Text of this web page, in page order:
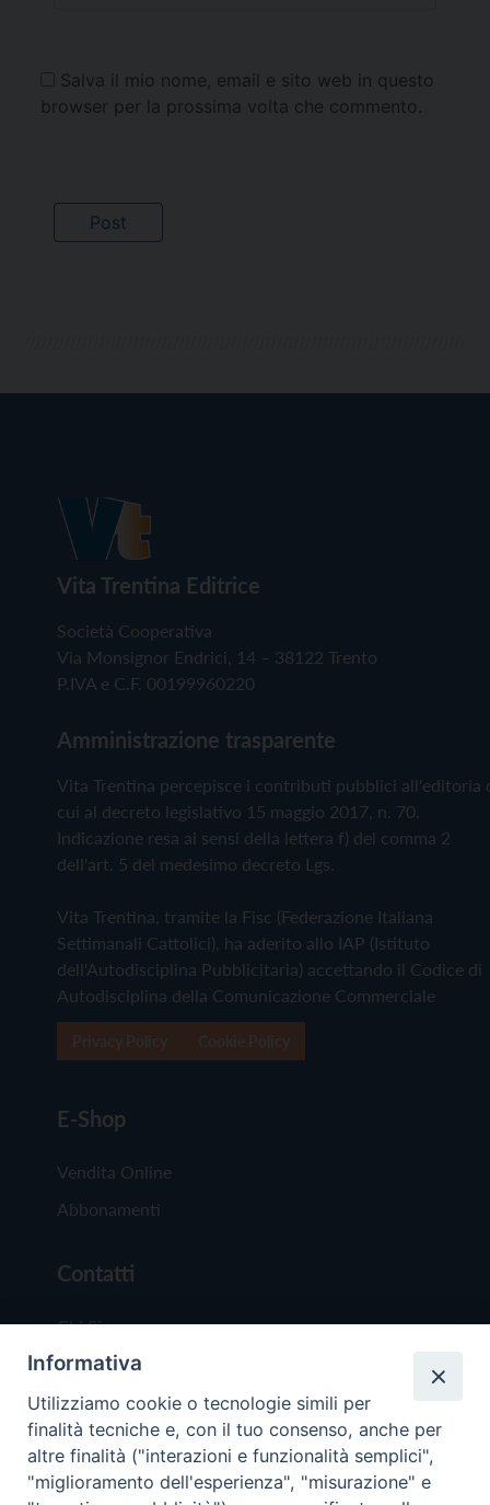
Salva il mio nome, email e sito web in questo
browser per la prossima volta che commento.
Vita Trentina Editrice
Società Cooperativa
Via Monsignor Endrici, 14 – 38122 Trento
P.IVA e C.F. 00199960220
Amministrazione trasparente
Vita Trentina percepisce i contributi pubblici all'editoria
cui al decreto legislativo 15 maggio 2017, n. 70.
Indicazione resa ai sensi della lettera f) del comma 2
dell'art. 5 del medesimo decreto Lgs.
Vita Trentina, tramite la Fisc (Federazione Italiana
Settimanali Cattolici), ha aderito allo IAP (Istituto
dell'Autodisciplina Pubblicitaria) accettando il Codice di
Autodisciplina della Comunicazione Commerciale
E-Shop
Vendita Online
Abbonamenti
Contatti
Chi Siamo
Redazione
Scrivici
Informativa
Utilizziamo cookie o tecnologie simili per
finalità tecniche e, con il tuo consenso, anche per
altre finalità ("interazioni e funzionalità semplici",
"miglioramento dell'esperienza", "misurazione" e